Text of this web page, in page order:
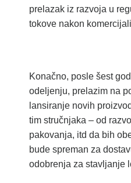
prelazak iz razvoja u
tokove nakon
Konačno, posle šest
odeljenju, prelazim na
lansiranje novih
tim stručnjaka – od
pakovanja, itd da bih
bude spreman za
odobrenja za stavljanje